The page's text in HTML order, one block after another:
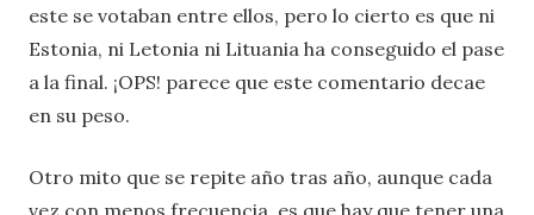
este se votaban entre ellos, pero lo cierto es que ni
Estonia, ni Letonia ni Lituania ha conseguido el pase
a la final. ¡OPS! parece que este comentario decae
en su peso.
Otro mito que se repite año tras año, aunque cada
vez con menos frecuencia, es que hay que tener una